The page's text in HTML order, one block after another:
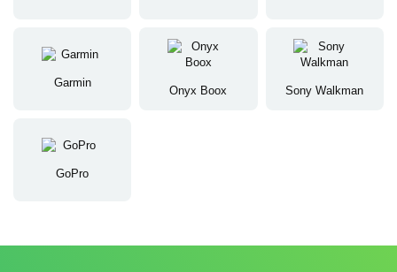
Garmin
Onyx Boox Sony Walkman
GoPro